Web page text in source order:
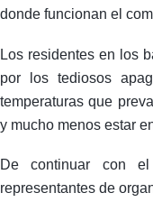
donde funcionan el
Los residentes en los
por los tediosos
temperaturas que
y mucho menos estar
De continuar con
representantes de